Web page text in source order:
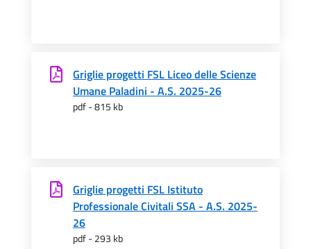
Griglie progetti FSL Liceo delle Scienze
Umane Paladini - A.S. 2025-26
pdf - 815 kb
Griglie progetti FSL Istituto
Professionale Civitali SSA - A.S. 2025-
26
pdf - 293 kb